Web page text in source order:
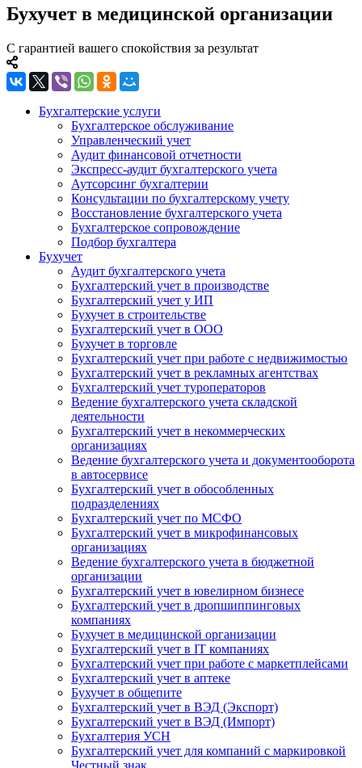
Бухучет в медицинской организации
С гарантией вашего спокойствия за результат
Бухгалтерские услуги
Бухгалтерское обслуживание
Управленческий учет
Аудит финансовой отчетности
Экспресс-аудит бухгалтерского учета
Аутсорсинг бухгалтерии
Консультации по бухгалтерскому учету
Восстановление бухгалтерского учета
Бухгалтерское сопровождение
Подбор бухгалтера
Бухучет
Аудит бухгалтерского учета
Бухгалтерский учет в производстве
Бухгалтерский учет у ИП
Бухучет в строительстве
Бухгалтерский учет в ООО
Бухучет в торговле
Бухгалтерский учет при работе с недвижимостью
Бухгалтерский учет в рекламных агентствах
Бухгалтерский учет туроператоров
Ведение бухгалтерского учета складской
деятельности
Бухгалтерский учет в некоммерческих
организациях
Ведение бухгалтерского учета и документооборота
в автосервисе
Бухгалтерский учет в обособленных
подразделениях
Бухгалтерский учет по МСФО
Бухгалтерский учет в микрофинансовых
организациях
Ведение бухгалтерского учета в бюджетной
организации
Бухгалтерский учет в ювелирном бизнесе
Бухгалтерский учет в дропшиппинговых
компаниях
Бухучет в медицинской организации
Бухгалтерский учет в IT компаниях
Бухгалтерский учет при работе с маркетплейсами
Бухгалтерский учет в аптеке
Бухучет в общепите
Бухгалтерский учет в ВЭД (Экспорт)
Бухгалтерский учет в ВЭД (Импорт)
Бухгалтерия УСН
Бухгалтерский учет для компаний с маркировкой
Честный знак